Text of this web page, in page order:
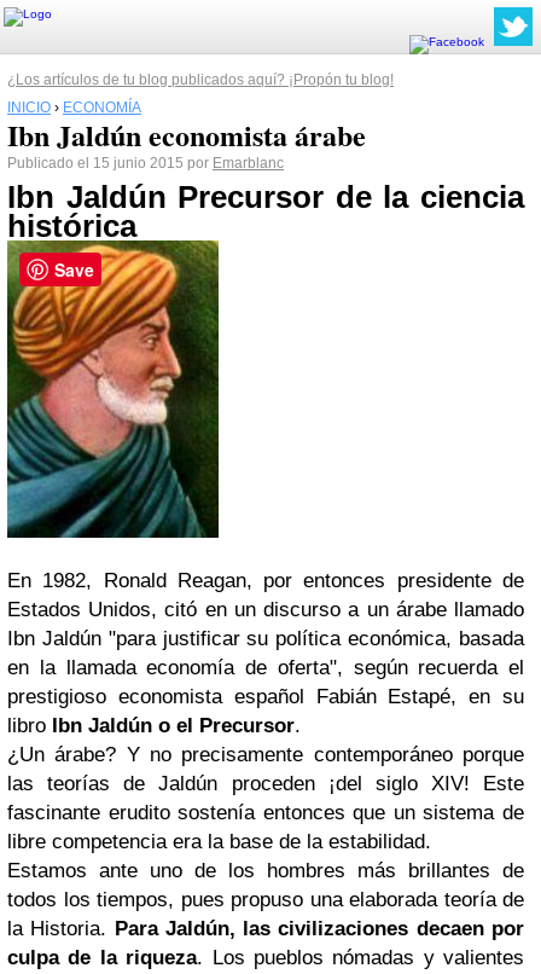
¿Los artículos de tu blog publicados aquí? ¡Propón tu blog!
INICIO › ECONOMÍA
Ibn Jaldún economista árabe
Publicado el 15 junio 2015 por Emarblanc
Ibn Jaldún Precursor de la ciencia
histórica
En 1982, Ronald Reagan, por entonces presidente de
Estados Unidos, citó en un discurso a un árabe llamado
Ibn Jaldún "para justificar su política económica, basada
en la llamada economía de oferta", según recuerda el
prestigioso economista español Fabián Estapé, en su
libro Ibn Jaldún o el Precursor.
¿Un árabe? Y no precisamente contemporáneo porque
las teorías de Jaldún proceden ¡del siglo XIV! Este
fascinante erudito sostenía entonces que un sistema de
libre competencia era la base de la estabilidad.
Estamos ante uno de los hombres más brillantes de
todos los tiempos, pues propuso una elaborada teoría de
la Historia. Para Jaldún, las civilizaciones decaen por
culpa de la riqueza. Los pueblos nómadas y valientes
Save